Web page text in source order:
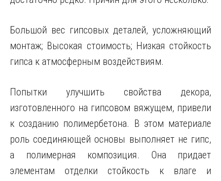
Большой вес гипсовых деталей, усложняющий
монтаж; Высокая стоимость; Низкая стойкость
гипса к атмосферным воздействиям.
Попытки улучшить свойства декора,
изготовленного на гипсовом вяжущем, привели
к созданию полимербетона. В этом материале
роль соединяющей основы выполняет не гипс,
а полимерная композиция. Она придает
элементам отделки стойкость к влаге и